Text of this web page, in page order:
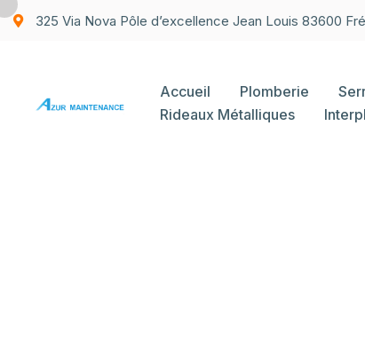
325 Via Nova Pôle d’excellence Jean Louis 83600
Accueil Plomberie
Rideaux Métalliques